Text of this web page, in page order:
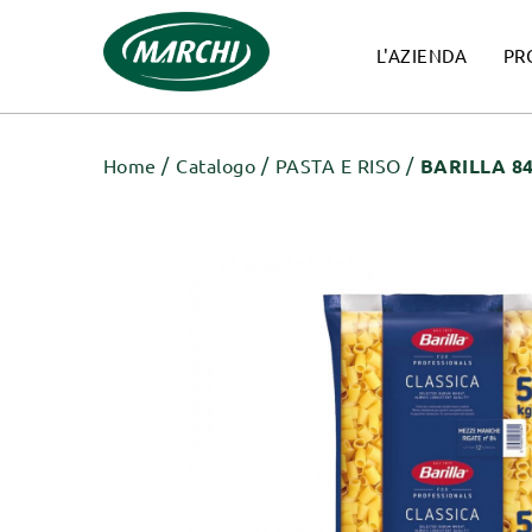
L'AZIENDA
Home Catalogo PASTA E RISO BARILLA